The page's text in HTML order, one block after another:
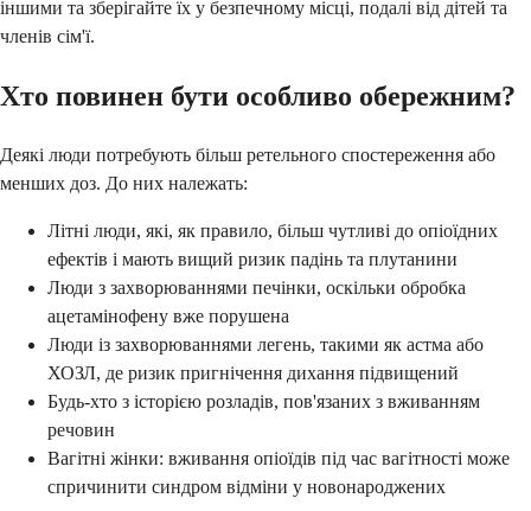
іншими та зберігайте їх у безпечному місці, подалі від дітей та
членів сім'ї.
Хто повинен бути особливо обережним?
Деякі люди потребують більш ретельного спостереження або
менших доз. До них належать:
Літні люди, які, як правило, більш чутливі до опіоїдних
ефектів і мають вищий ризик падінь та плутанини
Люди з захворюваннями печінки, оскільки обробка
ацетамінофену вже порушена
Люди із захворюваннями легень, такими як астма або
ХОЗЛ, де ризик пригнічення дихання підвищений
Будь-хто з історією розладів, пов'язаних з вживанням
речовин
Вагітні жінки: вживання опіоїдів під час вагітності може
спричинити синдром відміни у новонароджених